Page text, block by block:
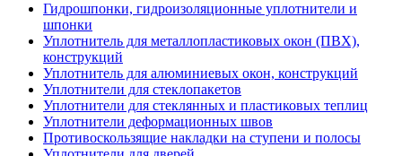
Гидрошпонки, гидроизоляционные уплотнители и
шпонки
Уплотнитель для металлопластиковых окон (ПВХ),
конструкций
Уплотнитель для алюминиевых окон, конструкций
Уплотнители для стеклопакетов
Уплотнители для стеклянных и пластиковых теплиц
Уплотнители деформационных швов
Противоскользящие накладки на ступени и полосы